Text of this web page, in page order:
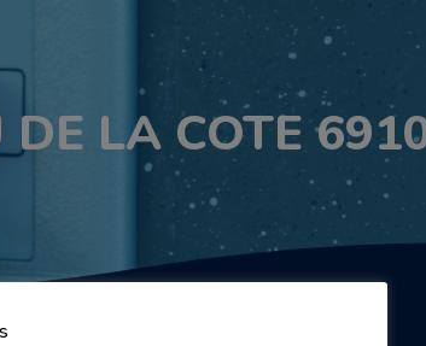
LA COTE